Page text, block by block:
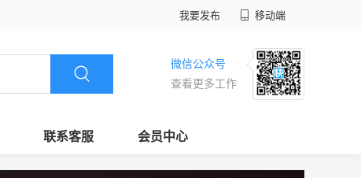
我要发布 移动端
微信公众号
查看更多工作
联系客服 会员中心